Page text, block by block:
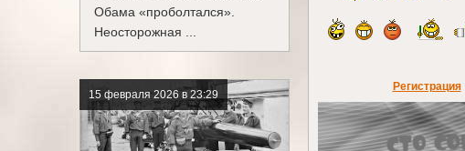
Обама «проболтался».
Неосторожная ...
15 февраля 2026 в 23:29
Регистрация